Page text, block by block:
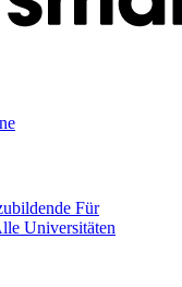
Für
Universitäten